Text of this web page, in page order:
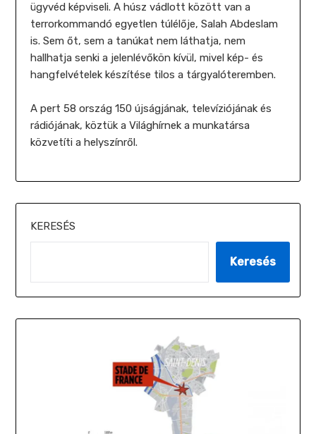
ügyvéd képviseli. A húsz vádlott között van a
terrorkommandó egyetlen túlélője, Salah Abdeslam
is. Sem őt, sem a tanúkat nem láthatja, nem
hallhatja senki a jelenlévőkön kívül, mivel kép- és
hangfelvételek készítése tilos a tárgyalóteremben.
A pert 58 ország 150 újságjának, televíziójának és
rádiójának, köztük a Világhírnek a munkatársa
közvetíti a helyszínről.
KERESÉS
Keresés